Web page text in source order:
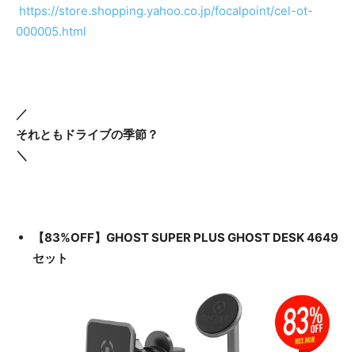
https://store.shopping.yahoo.co.jp/focalpoint/cel-ot-
000005.html
／
それともドライブの季節？
＼
【83%OFF】GHOST SUPER PLUS GHOST DESK 4649
セット